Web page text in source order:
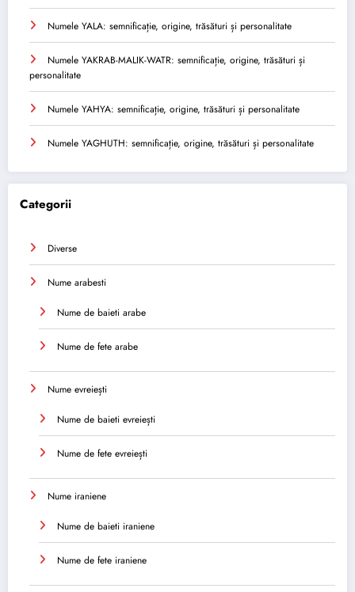
Numele YALA: semnificație, origine, trăsături și personalitate
Numele YAKRAB-MALIK-WATR: semnificație, origine, trăsături și
personalitate
Numele YAHYA: semnificație, origine, trăsături și personalitate
Numele YAGHUTH: semnificație, origine, trăsături și personalitate
Categorii
Diverse
Nume arabesti
Nume de baieti arabe
Nume de fete arabe
Nume evreiești
Nume de baieti evreiești
Nume de fete evreiești
Nume iraniene
Nume de baieti iraniene
Nume de fete iraniene